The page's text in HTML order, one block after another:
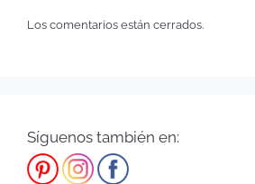
Los comentarios están cerrados.
Síguenos también en: